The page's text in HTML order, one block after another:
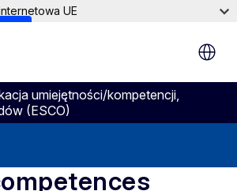
UE
umiejętności/kompetencji,
(ESCO)